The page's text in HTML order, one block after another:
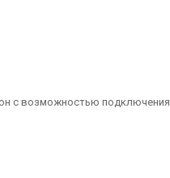
с возможностью подключения